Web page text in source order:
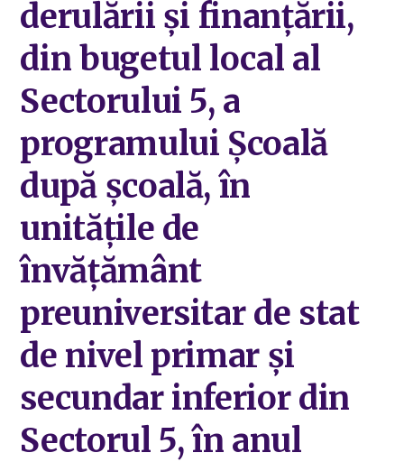
derulării și finanțării,
din bugetul local al
Sectorului 5, a
programului Școală
după școală, în
unitățile de
învățământ
preuniversitar de stat
de nivel primar și
secundar inferior din
Sectorul 5, în anul